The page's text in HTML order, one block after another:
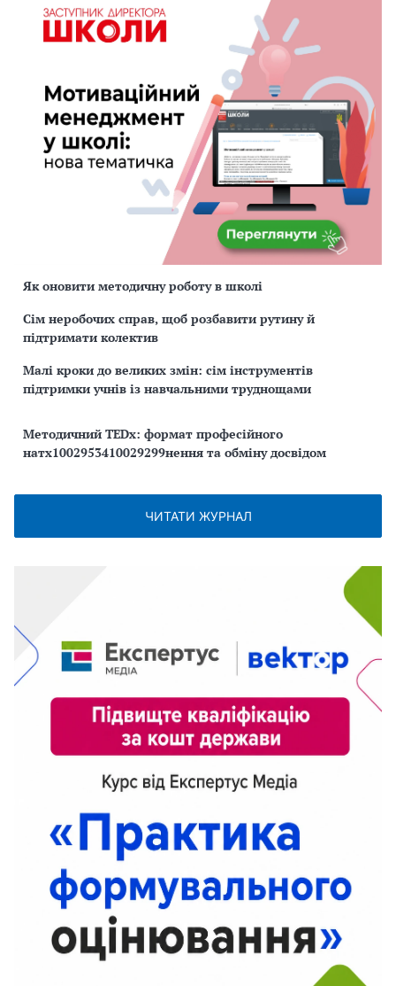
Як оновити методичну роботу в школі
Сім неробочих справ, щоб розбавити рутину й
підтримати колектив
Малі кроки до великих змін: сім інструментів
підтримки учнів із навчальними труднощами
Методичний TEDx: формат професійного
натх1002953410029299нення та обміну досвідом
ЧИТАТИ ЖУРНАЛ